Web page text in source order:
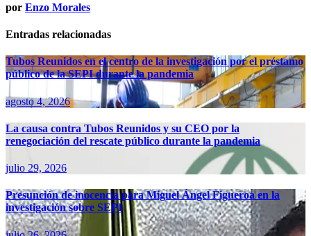
por Enzo Morales
Entradas relacionadas
Tubos Reunidos en el centro de la investigación por el préstamo
público de la SEPI durante la pandemia
agosto 4, 2026
La causa contra Tubos Reunidos y su CEO por la
renegociación del rescate público durante la pandemia
julio 29, 2026
Presunción de inocencia para Miguel Ángel Figueroa en la
investigación sobre SEPI